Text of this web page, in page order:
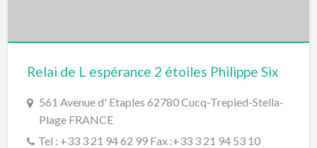
Relai de L espérance 2 étoiles Philippe Six
561 Avenue d' Etaples 62780 Cucq-Trepied-Stella-
Plage FRANCE
Tel : +33 3 21 94 62 99 Fax :+33 3 21 94 53 10